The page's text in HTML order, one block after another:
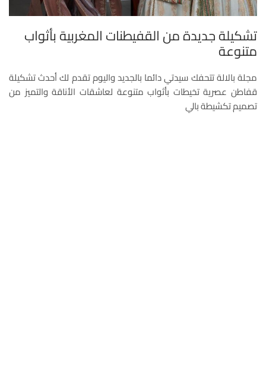
تشكيلة جديدة من القفيطنات المغربية بأثواب
متنوعة
مجلة بالالة تتحفك سيدتي دائما بالجديد واليوم تقدم لك أحدث تشكيلة
قفاطن عصرية تخيطات بأثواب متنوعة لعاشقات الأناقة والتميز من
تصميم تكشيطة بالي